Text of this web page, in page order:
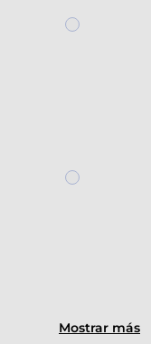
Mostrar más